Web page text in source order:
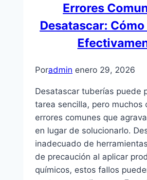
Errores
Desatascar:
Poradmin enero 29, 2026
Desatascar tuberías puede
tarea sencilla, pero muchos
errores comunes que
en lugar de solucionarlo.
inadecuado de
de precaución al aplicar
químicos, estos fallos